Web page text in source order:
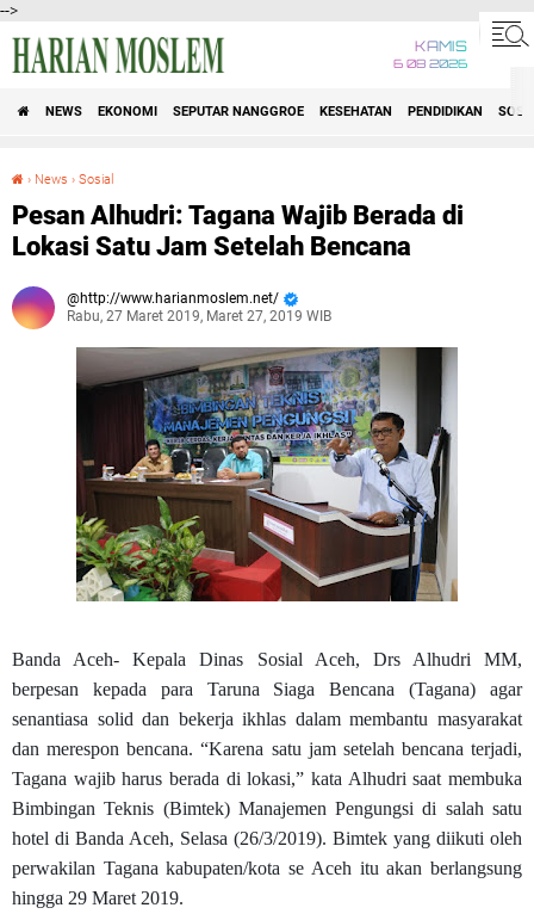
-->
KAMIS
6 08 2026
NEWS EKONOMI SEPUTAR NANGGROE KESEHATAN PENDIDIKAN
› News › Sosial
Pesan Alhudri: Tagana Wajib Berada di
Lokasi Satu Jam Setelah Bencana
http://www.harianmoslem.net/
Rabu, 27 Maret 2019, Maret 27, 2019 WIB
Banda Aceh- Kepala Dinas Sosial Aceh, Drs Alhudri MM,
berpesan kepada para Taruna Siaga Bencana (Tagana) agar
senantiasa solid dan bekerja ikhlas dalam membantu masyarakat
dan merespon bencana. “Karena satu jam setelah bencana terjadi,
Tagana wajib harus berada di lokasi,” kata Alhudri saat membuka
Bimbingan Teknis (Bimtek) Manajemen Pengungsi di salah satu
hotel di Banda Aceh, Selasa (26/3/2019). Bimtek yang diikuti oleh
perwakilan Tagana kabupaten/kota se Aceh itu akan berlangsung
hingga 29 Maret 2019.